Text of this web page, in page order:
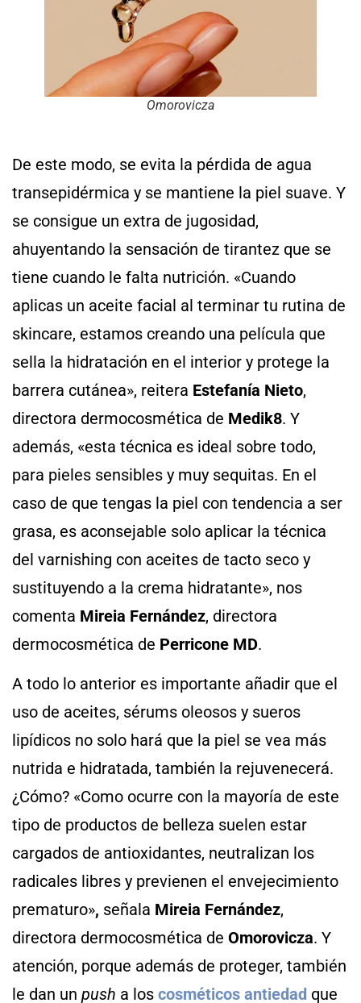
Omorovicza
De este modo, se evita la pérdida de agua
transepidérmica y se mantiene la piel suave. Y
se consigue un extra de jugosidad,
ahuyentando la sensación de tirantez que se
tiene cuando le falta nutrición. «Cuando
aplicas un aceite facial al terminar tu rutina de
skincare, estamos creando una película que
sella la hidratación en el interior y protege la
barrera cutánea», reitera Estefanía Nieto,
directora dermocosmética de Medik8. Y
además, «esta técnica es ideal sobre todo,
para pieles sensibles y muy sequitas. En el
caso de que tengas la piel con tendencia a ser
grasa, es aconsejable solo aplicar la técnica
del varnishing con aceites de tacto seco y
sustituyendo a la crema hidratante», nos
comenta Mireia Fernández, directora
dermocosmética de Perricone MD.
A todo lo anterior es importante añadir que el
uso de aceites, sérums oleosos y sueros
lipídicos no solo hará que la piel se vea más
nutrida e hidratada, también la rejuvenecerá.
¿Cómo? «Como ocurre con la mayoría de este
tipo de productos de belleza suelen estar
cargados de antioxidantes, neutralizan los
radicales libres y previenen el envejecimiento
prematuro», señala Mireia Fernández,
directora dermocosmética de Omorovicza. Y
atención, porque además de proteger, también
le dan un push a los cosméticos antiedad que